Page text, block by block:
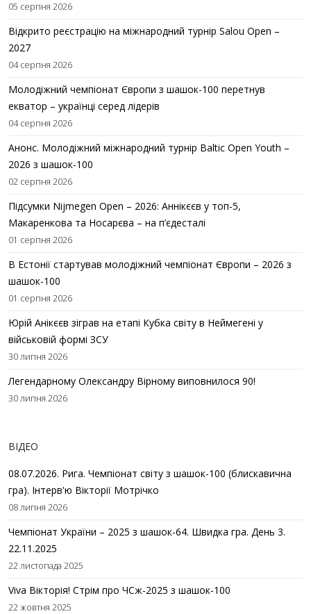
05 серпня 2026
Відкрито реєстрацію на міжнародний турнір Salou Open –
2027
04 серпня 2026
Молодіжний чемпіонат Європи з шашок-100 перетнув
екватор – українці серед лідерів
04 серпня 2026
Анонс. Молодіжний міжнародний турнір Baltic Open Youth –
2026 з шашок-100
02 серпня 2026
Підсумки Nijmegen Open – 2026: Аннікєєв у топ-5,
Макаренкова та Носарєва – на п’єдесталі
01 серпня 2026
В Естонії стартував молодіжний чемпіонат Європи – 2026 з
шашок-100
01 серпня 2026
Юрій Анікєєв зіграв на етапі Кубка світу в Неймегені у
військовій формі ЗСУ
30 липня 2026
Легендарному Олександру Вірному виповнилося 90!
30 липня 2026
ВІДЕО
08.07.2026. Рига. Чемпіонат світу з шашок-100 (блискавична
гра). Інтерв'ю Вікторії Мотрічко
08 липня 2026
Чемпіонат України – 2025 з шашок-64. Швидка гра. День 3.
22.11.2025
22 листопада 2025
Viva Вікторія! Стрім про ЧСж-2025 з шашок-100
22 жовтня 2025